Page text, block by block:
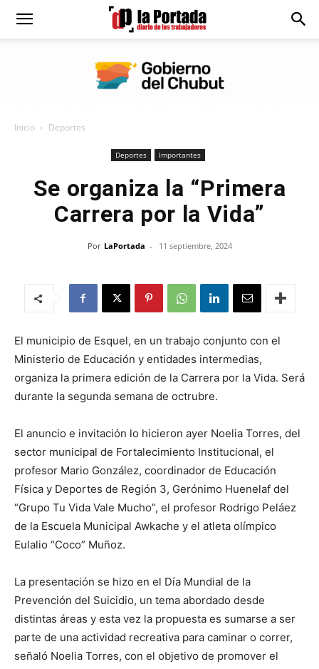
Diario
Inicio Deportes
Deportes Importantes
Se organiza la “Primera
Carrera por la Vida”
Por LaPortada - 11 septiembre, 2024
El municipio de Esquel, en un trabajo conjunto con el
Ministerio de Educación y entidades intermedias,
organiza la primera edición de la Carrera por la Vida. Será
durante la segunda semana de octrubre.
El anuncio e invitación lo hicieron ayer Noelia Torres, del
sector municipal de Fortalecimiento Institucional, el
profesor Mario González, coordinador de Educación
Física y Deportes de Región 3, Gerónimo Huenelaf del
“Grupo Tu Vida Vale Mucho”, el profesor Rodrigo Peláez
de la Escuela Municipal Awkache y el atleta olímpico
Eulalio “Coco” Muñoz.
La presentación se hizo en el Día Mundial de la
Prevención del Suicidio, un tema abordado desde
distintas áreas y esta vez la propuesta es sumarse a ser
parte de una actividad recreativa para caminar o correr,
señaló Noelia Torres, con el objetivo de promover el